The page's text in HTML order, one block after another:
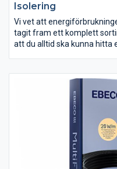
Isolering
Vi vet att
tagit fram ett komplett
att du alltid ska kunna hitta